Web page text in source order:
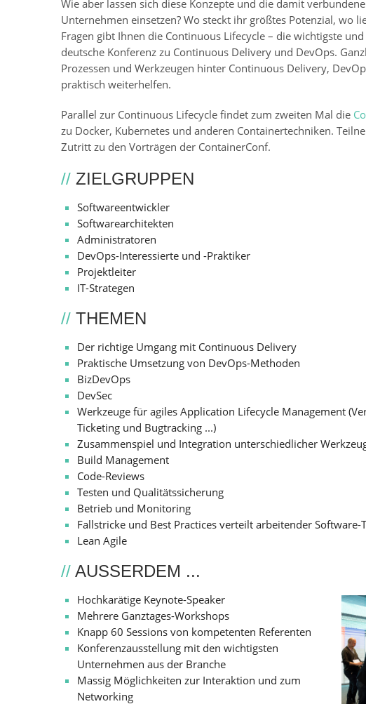
Wie aber lassen sich diese Konzepte und die damit
Unternehmen einsetzen? Wo steckt ihr größtes Potenzial, wo
Fragen gibt Ihnen die Continuous Lifecycle – die wichtigste
deutsche Konferenz zu Continuous Delivery und DevOps.
Prozessen und Werkzeugen hinter Continuous Delivery,
praktisch weiterhelfen.
Parallel zur Continuous Lifecycle findet zum zweiten Mal die
zu Docker, Kubernetes und anderen Containertechniken.
Zutritt zu den Vorträgen der ContainerConf.
// ZIELGRUPPEN
Softwareentwickler
Softwarearchitekten
Administratoren
DevOps-Interessierte und -Praktiker
Projektleiter
IT-Strategen
// THEMEN
Der richtige Umgang mit Continuous Delivery
Praktische Umsetzung von DevOps-Methoden
BizDevOps
DevSec
Werkzeuge für agiles Application Lifecycle Management
Ticketing und Bugtracking ...)
Zusammenspiel und Integration unterschiedlicher
Build Management
Code-Reviews
Testen und Qualitätssicherung
Betrieb und Monitoring
Fallstricke und Best Practices verteilt arbeitender Software-
Lean Agile
// AUSSERDEM ...
Hochkarätige Keynote-Speaker
Mehrere Ganztages-Workshops
Knapp 60 Sessions von kompetenten Referenten
Konferenzausstellung mit den wichtigsten
Unternehmen aus der Branche
Massig Möglichkeiten zur Interaktion und zum
Networking